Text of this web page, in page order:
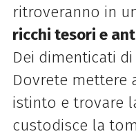
ritroveranno in
ricchi tesori e
Dei dimenticati
Dovrete mettere
istinto e trovare
custodisce la